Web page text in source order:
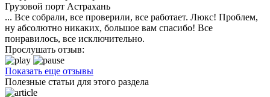
Грузовой порт Астрахань
... Все собрали, все проверили, все работает. Люкс! Проблем,
ну абсолютно никаких, большое вам спасибо! Все
понравилось, все исключительно.
Прослушать отзыв:
Показать еще отзывы
Полезные статьи для этого раздела